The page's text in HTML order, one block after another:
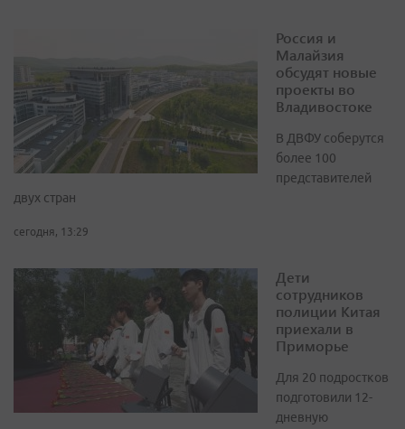
Россия и
Малайзия
обсудят новые
проекты во
Владивостоке
В ДВФУ соберутся
более 100
представителей
двух стран
сегодня, 13:29
Дети
сотрудников
полиции Китая
приехали в
Приморье
Для 20 подростков
подготовили 12-
дневную